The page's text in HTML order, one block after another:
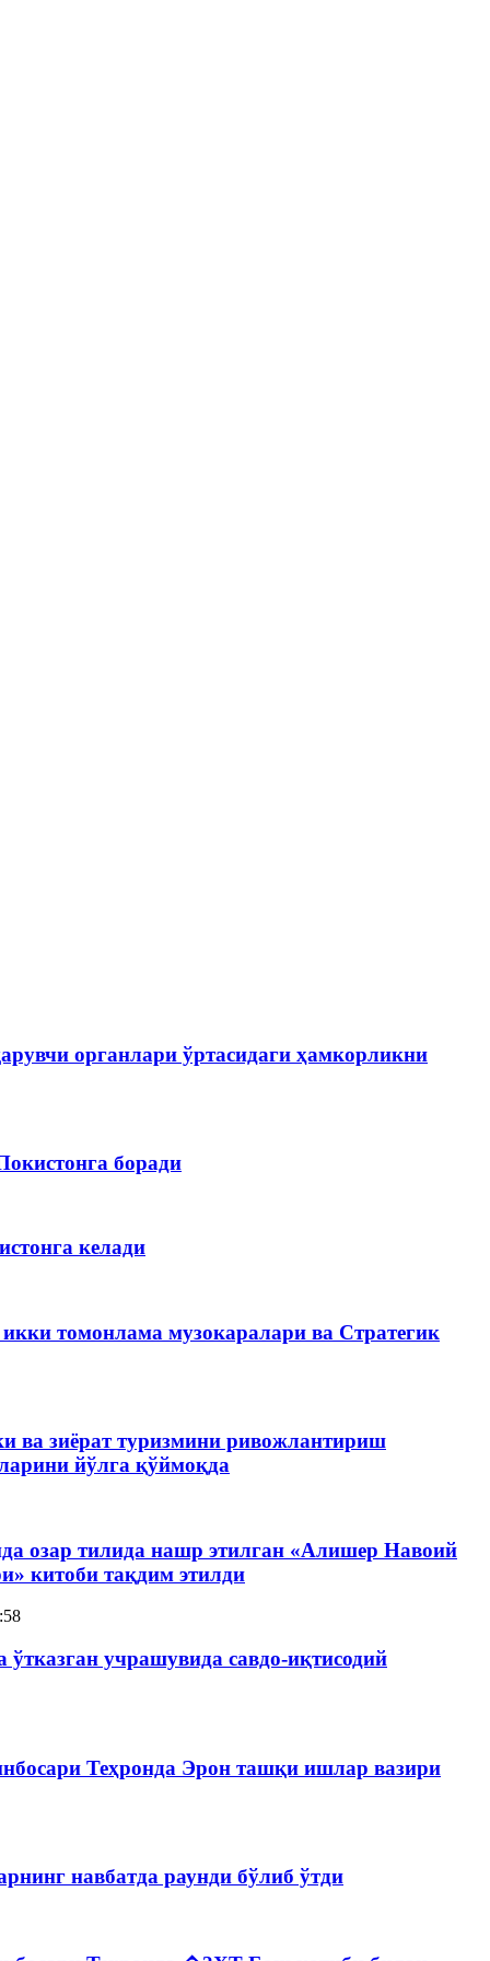
органлари ўртасидаги ҳамкорликни
боради
келади
томонлама музокаралари ва Стратегик
ва зиёрат туризмини ривожлантириш
йўлга қўймоқда
озар тилида нашр этилган «Алишер Навоий
китоби тақдим этилди
ўтказган учрашувида савдо-иқтисодий
Теҳронда Эрон ташқи ишлар вазири
навбатда раунди бўлиб ўтди